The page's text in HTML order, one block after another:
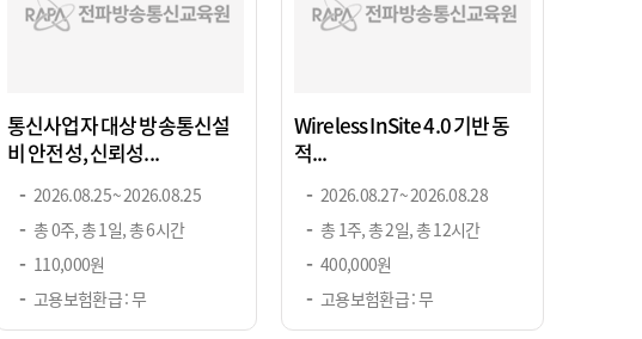
통신사업자 대상 방송통신설
비 안전성, 신뢰성...
2026.08.25 ~ 2026.08.25
총 0주, 총 1일, 총 6시간
110,000원
고용보험환급 : 무
Wireless InSite 4.0 기반 동
적...
2026.08.27 ~ 2026.08.28
총 1주, 총 2일, 총 12시간
400,000원
고용보험환급 : 무